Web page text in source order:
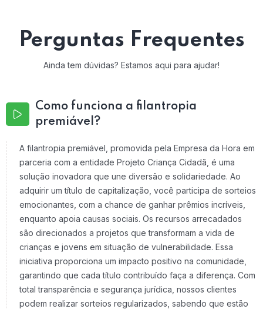
Perguntas Frequentes
Ainda tem dúvidas? Estamos aqui para ajudar!
Como funciona a filantropia
premiável?
A filantropia premiável, promovida pela Empresa da Hora em
parceria com a entidade Projeto Criança Cidadã, é uma
solução inovadora que une diversão e solidariedade. Ao
adquirir um título de capitalização, você participa de sorteios
emocionantes, com a chance de ganhar prêmios incríveis,
enquanto apoia causas sociais. Os recursos arrecadados
são direcionados a projetos que transformam a vida de
crianças e jovens em situação de vulnerabilidade. Essa
iniciativa proporciona um impacto positivo na comunidade,
garantindo que cada título contribuído faça a diferença. Com
total transparência e segurança jurídica, nossos clientes
podem realizar sorteios regularizados, sabendo que estão